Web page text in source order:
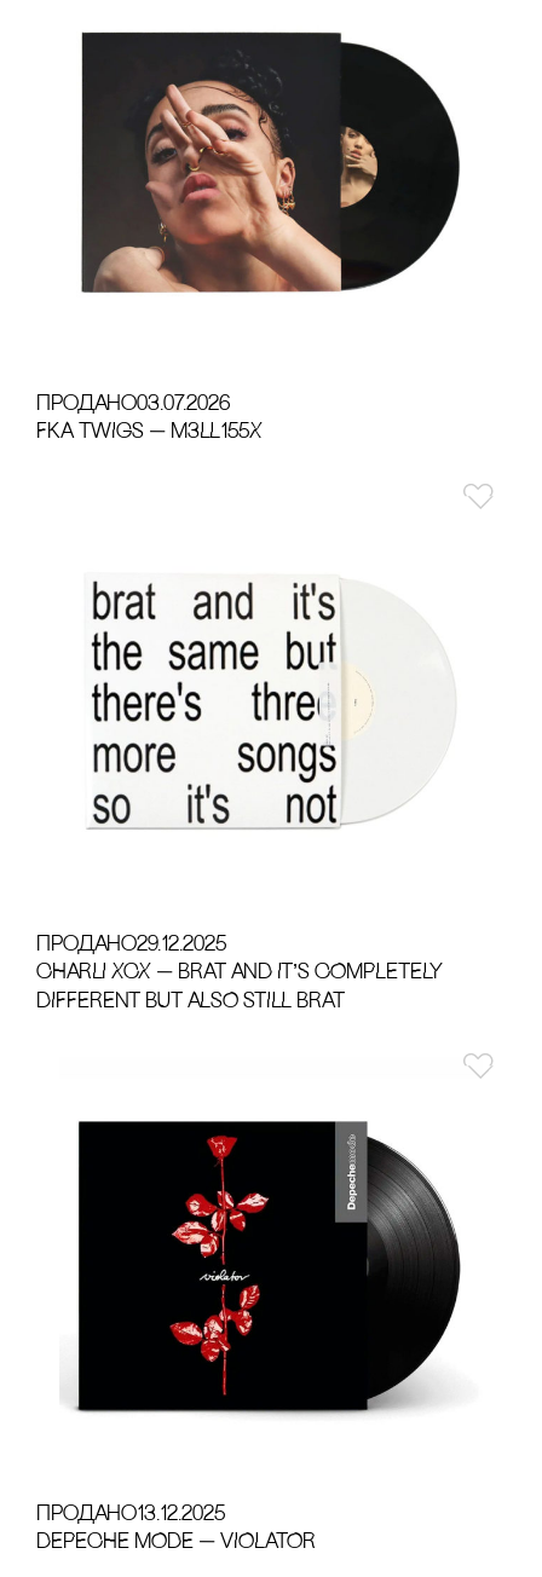
продано03.07.2026
FKA TWIGS — M3LL155X
продано29.12.2025
CHARLI XCX — BRAT AND IT’S COMPLETELY
DIFFERENT BUT ALSO STILL BRAT
продано13.12.2025
DEPECHE MODE — VIOLATOR